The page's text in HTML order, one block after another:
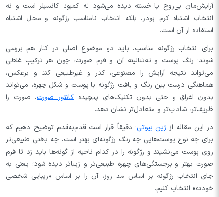
آرایش‌مان بی‌روح‌ یا خسته دیده می‌شود نه کمبود کانسیلر است و نه
انتخاب اشتباه کرم پودر، بلکه انتخاب نامناسب رژگونه و محل اشتباه
استفاده از آن است.
برای انتخاب رژگونه مناسب، باید دو موضوع اصلی در کنار هم بررسی
شوند؛ رنگ پوست و ته‌تنالیته آن و فرم صورت، چون هر ترکیبِ غلطی
می‌تواند نتیجه آرایش را مصنوعی، کدر و غیرطبیعی کند و برعکس،
هماهنگی درست بین رنگ و بافت رژگونه با پوست و شکل چهره، می‌تواند
بدون اغراق و حتی بدون تکنیک‌های پیچیدهکانتور صورت، صورت را
ظریف‌تر، شاداب‌تر و متعادل‌تر نشان دهد.
در این مقاله ازژین بیوتی؛ دقیقاً قرار است قدم‌به‌قدم توضیح دهیم که
برای چه نوع پوست‌هایی چه رنگ رژگونه‌ای بهتر است، چه بافتی طبیعی‌تر
روی پوست می‌نشیند و رژگونه را در کدام ناحیه از گونه‌ها باید زد تا فرم
صورت بهتر و برجستگی‌های چهره طبیعی‌تر و زیباتر دیده شود؛ یعنی به
جای انتخاب رژگونه بر اساس مد روز، آن را بر اساس «زیبایی شخصی
خودت» انتخاب کنیم.